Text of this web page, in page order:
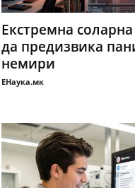
Екстремна
да предизвика
немири
ЕНаука.мк